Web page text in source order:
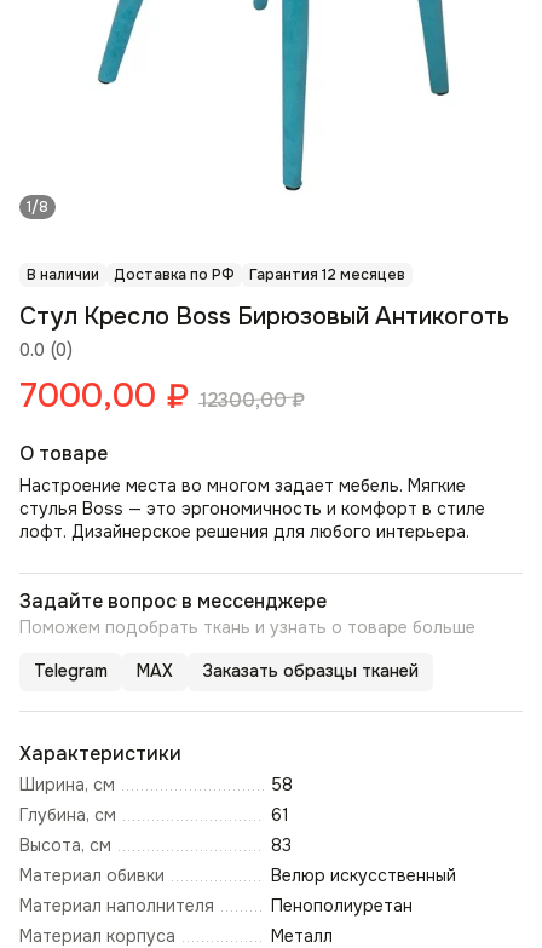
1/8
В наличии Доставка по РФ Гарантия 12 месяцев
0.0 (0)
Стул Кресло Boss Бирюзовый Антикоготь
7000,00 ₽ 12300,00₽
О товаре
Настроение места во многом задает мебель. Мягкие
стулья Boss — это эргономичность и комфорт в стиле
лофт. Дизайнерское решения для любого интерьера.
Задайте вопрос в мессенджере
Поможем подобрать ткань и узнать о товаре больше
Telegram MAX Заказать образцы тканей
Характеристики
Ширина, см
58
Глубина, см
61
Высота, см
83
Материал обивки
Велюр искусственный
Материал наполнителя
Пенополиуретан
Материал корпуса
Металл